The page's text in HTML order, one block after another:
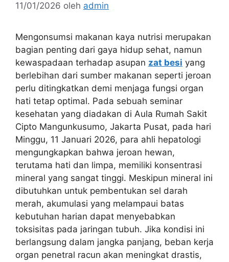
11/01/2026 oleh admin
Mengonsumsi makanan kaya nutrisi merupakan
bagian penting dari gaya hidup sehat, namun
kewaspadaan terhadap asupan zat besi yang
berlebihan dari sumber makanan seperti jeroan
perlu ditingkatkan demi menjaga fungsi organ
hati tetap optimal. Pada sebuah seminar
kesehatan yang diadakan di Aula Rumah Sakit
Cipto Mangunkusumo, Jakarta Pusat, pada hari
Minggu, 11 Januari 2026, para ahli hepatologi
mengungkapkan bahwa jeroan hewan,
terutama hati dan limpa, memiliki konsentrasi
mineral yang sangat tinggi. Meskipun mineral ini
dibutuhkan untuk pembentukan sel darah
merah, akumulasi yang melampaui batas
kebutuhan harian dapat menyebabkan
toksisitas pada jaringan tubuh. Jika kondisi ini
berlangsung dalam jangka panjang, beban kerja
organ penetral racun akan meningkat drastis,